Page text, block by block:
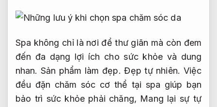
Spa không chỉ là nơi để thư giãn mà còn đem
đến đa dạng lợi ích cho sức khỏe và dung
nhan.Sản phẩm làm đẹp. Đẹp tự nhiên. Việc
đều đặn chăm sóc cơ thể tại spa giúp bạn
bảo trì sức khỏe phải chăng, Mang lại sự tự